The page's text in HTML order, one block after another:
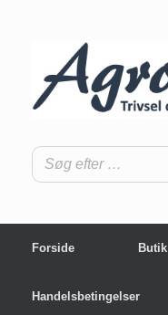
Forside Butik
Handelsbetingelser